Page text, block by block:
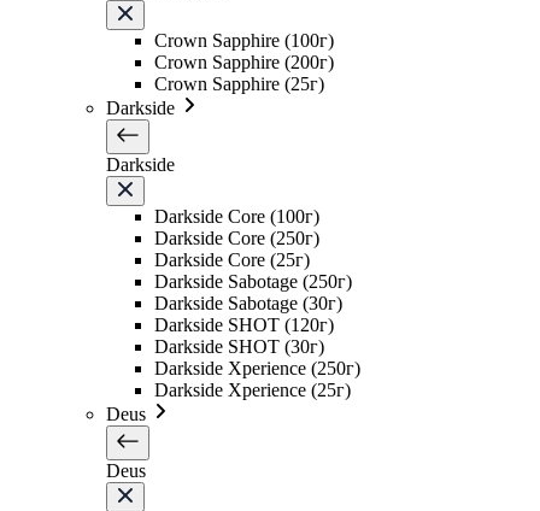
Crown Sapphire (100г)
Crown Sapphire (200г)
Crown Sapphire (25г)
Darkside
Darkside
Darkside Core (100г)
Darkside Core (250г)
Darkside Core (25г)
Darkside Sabotage (250г)
Darkside Sabotage (30г)
Darkside SHOT (120г)
Darkside SHOT (30г)
Darkside Xperience (250г)
Darkside Xperience (25г)
Deus
Deus